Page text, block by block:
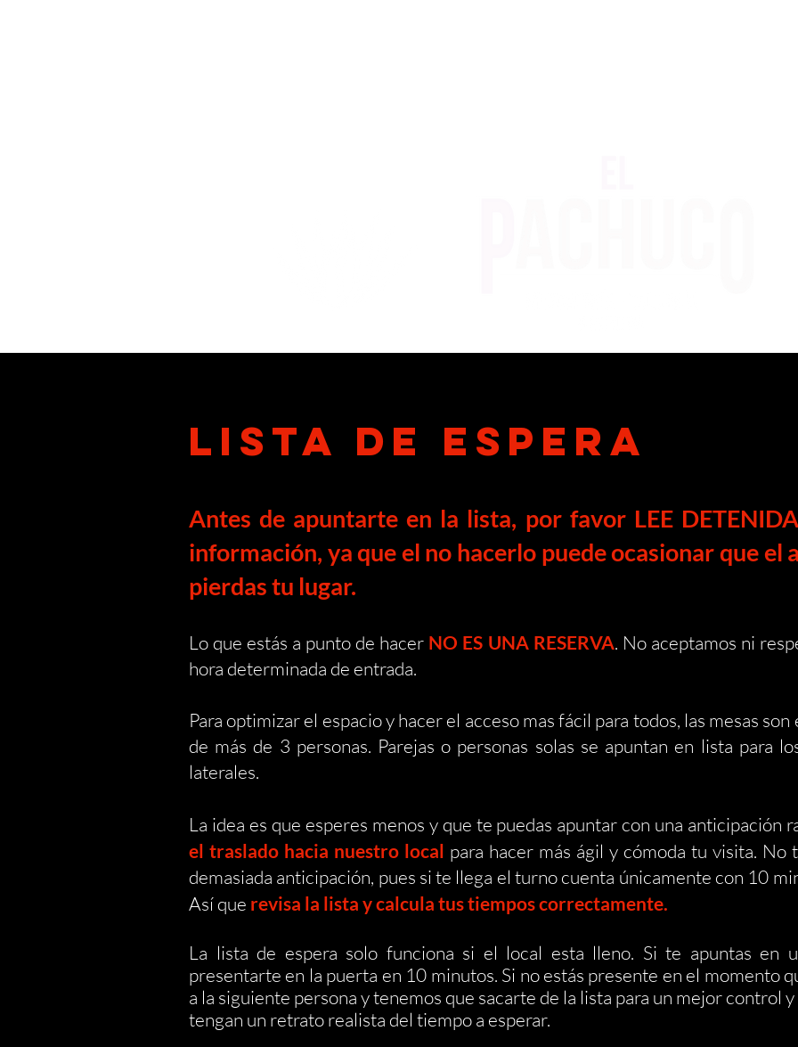
LISTA DE ESPERA
Antes de apuntarte en la lista, por favor LEE
información, ya que el no hacerlo puede ocasionar que el
pierdas tu lugar.
Lo que estás a punto de hacer NO ES UNA RESERVA. No aceptamos ni
hora determinada de entrada.
Para optimizar el espacio y hacer el acceso mas fácil para todos, las mesas
de más de 3 personas. Parejas o personas solas se apuntan en lista para
laterales.
La idea es que esperes menos y que te puedas apuntar con una anticipación
el traslado hacia nuestro local para hacer más ágil y cómoda tu visita.
demasiada anticipación, pues si te llega el turno cuenta únicamente con 10
Así que revisa la lista y calcula tus tiempos correctamente.
L a lista de espera solo funciona si el local esta lleno. Si te apuntas en
presentarte en la puerta en 10 minutos. Si no estás presente en el momento
a la siguiente persona y tenemos que sacarte de la lista para un mejor control
tengan un retrato realista del tiempo a esperar.